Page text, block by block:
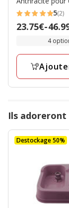
5
étoiles
2
5(2)
Prix
46.99€
23.75€-
4
Ils adoreront
Destockage 50%